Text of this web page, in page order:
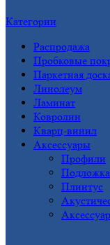
Категории
Распродажа
Пробковые
Паркетная
Линолеум
Ламинат
Ковролин
Кварц-винил
Аксессуары
Профили
Подложка
Плинтус